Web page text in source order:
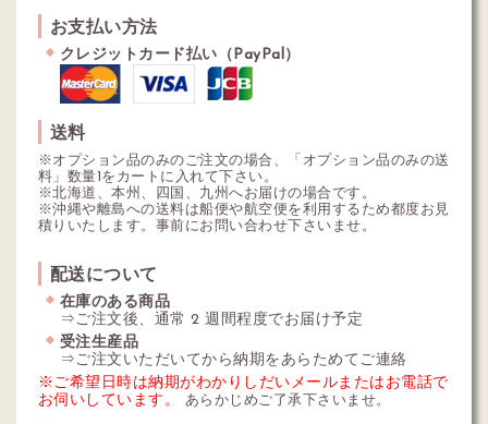
お支払い方法
クレジットカード払い（PayPal）
送料
※オプション品のみのご注文の場合、「オプション品のみの送
料」数量1をカートに入れて下さい。
※北海道、本州、四国、九州へお届けの場合です。
※沖縄や離島への送料は船便や航空便を利用するため都度お見
積りいたします。事前にお問い合わせ下さいませ。
配送について
在庫のある商品
⇒ご注文後、通常 2 週間程度でお届け予定
受注生産品
⇒ご注文いただいてから納期をあらためてご連絡
※ご希望日時は納期がわかりしだいメールまたはお電話で
お伺いしています。
あらかじめご了承下さいませ。